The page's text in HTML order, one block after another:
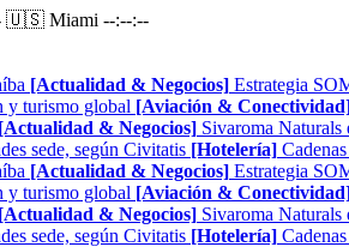
🇺🇸 Miami --:--:--
[Actualidad & Negocios] Estrategia
y turismo global [Aviación &
[Actualidad & Negocios] Sivaroma Naturals
sede, según Civitatis [Hotelería]
[Actualidad & Negocios] Estrategia
y turismo global [Aviación &
[Actualidad & Negocios] Sivaroma Naturals
sede, según Civitatis [Hotelería]